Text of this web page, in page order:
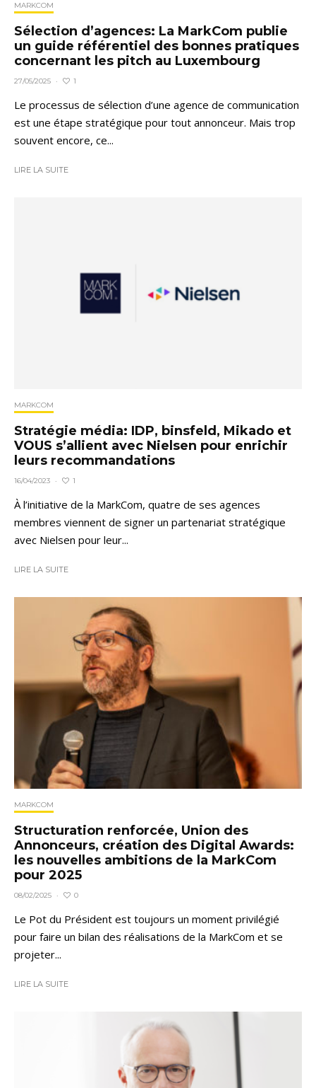
MARKCOM
Sélection d’agences: La MarkCom publie
un guide référentiel des bonnes pratiques
concernant les pitch au Luxembourg
27/05/2025 · 1
Le processus de sélection d’une agence de communication
est une étape stratégique pour tout annonceur. Mais trop
souvent encore, ce...
LIRE LA SUITE
MARKCOM
Stratégie média: IDP, binsfeld, Mikado et
VOUS s’allient avec Nielsen pour enrichir
leurs recommandations
16/04/2023 · 1
À l’initiative de la MarkCom, quatre de ses agences
membres viennent de signer un partenariat stratégique
avec Nielsen pour leur...
LIRE LA SUITE
MARKCOM
Structuration renforcée, Union des
Annonceurs, création des Digital Awards:
les nouvelles ambitions de la MarkCom
pour 2025
08/02/2025 · 0
Le Pot du Président est toujours un moment privilégié
pour faire un bilan des réalisations de la MarkCom et se
projeter...
LIRE LA SUITE